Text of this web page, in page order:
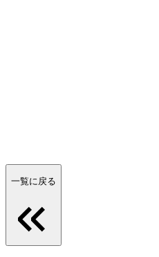
一覧に戻る